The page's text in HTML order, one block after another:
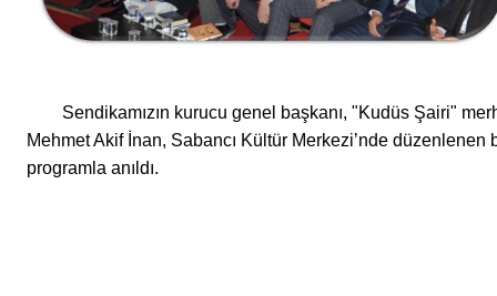
Sendikamızın kurucu genel başkanı, "Kudüs Şairi"
Mehmet Akif İnan, Sabancı Kültür Merkezi’nde düzenlenen
programla anıldı.